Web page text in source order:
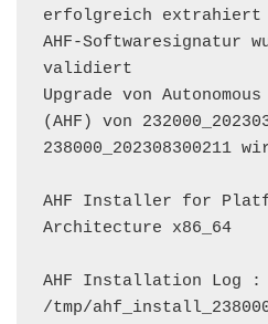
erfolgreich extrahiert
AHF-Softwaresignatur
validiert
Upgrade von
(AHF) von
238000_202308300211
AHF Installer for
Architecture x86_64
AHF Installation Log :
/tmp/